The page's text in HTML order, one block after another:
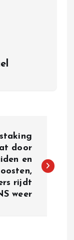
door
en
oosten,
rijdt
weer